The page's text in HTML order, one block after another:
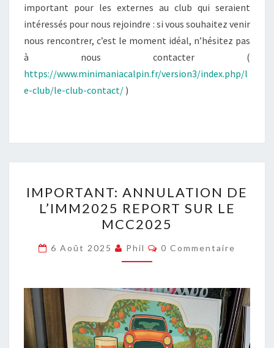
important pour les externes au club qui seraient
intéressés pour nous rejoindre : si vous souhaitez venir
nous rencontrer, c’est le moment idéal, n’hésitez pas
à nous contacter (
https://www.minimaniacalpin.fr/version3/index.php/l
e-club/le-club-contact/ )
ANNULATION
DE
L’IMM2025
REPORT
SUR
MCC2025
IMPORTANT: ANNULATION DE
L’IMM2025 REPORT SUR LE
MCC2025
6 Août 2025 Phil Commentaires
0 Commentaire